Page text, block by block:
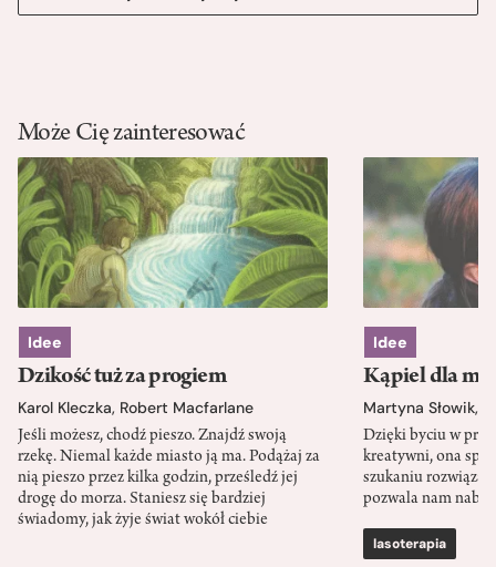
Może Cię zainteresować
Idee
Dzikość tuż za progiem
Karol Kleczka, Robert Macfarlane
Jeśli możesz, chodź pieszo. Znajdź swoją
rzekę. Niemal każde miasto ją ma. Podążaj za
nią pieszo przez kilka godzin, prześledź jej
drogę do morza. Staniesz się bardziej
świadomy, jak żyje świat wokół ciebie
Idee
Kąpiel dla
Martyna Słowik,
Dzięki byciu w
kreatywni, ona
szukaniu
pozwala nam
lasoterapia